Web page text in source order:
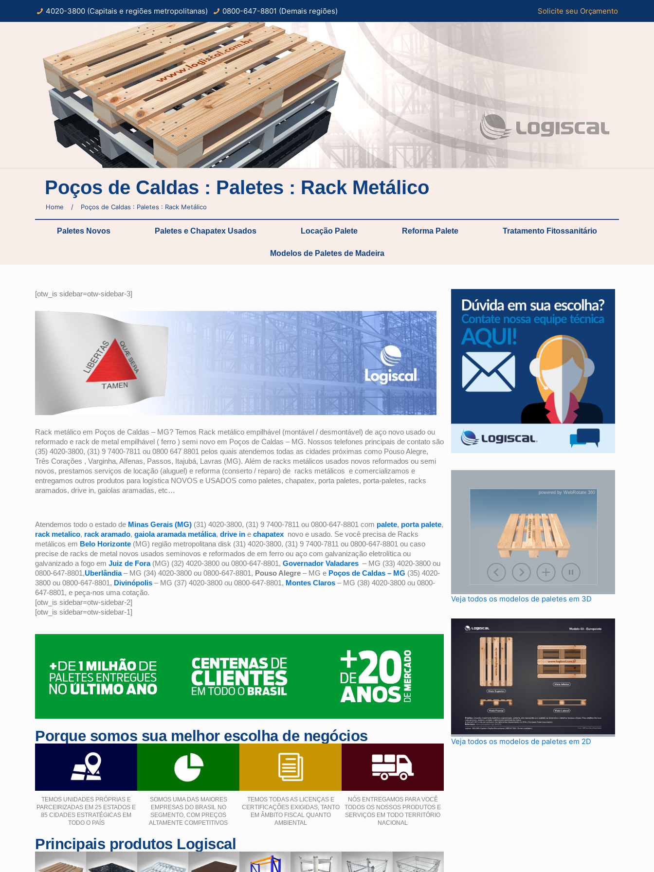
4020-3800 (Capitais e regiões metropolitanas) 0800-647-8801 (Demais regiões) Solicite seu Orçamento
Poços de Caldas : Paletes : Rack Metálico
Home / Poços de Caldas : Paletes : Rack Metálico
Paletes Novos Paletes e Chapatex Usados Locação Palete Reforma Palete Tratamento Fitossanitário
Modelos de Paletes de Madeira
[otw_is sidebar=otw-sidebar-3]
Rack metálico em Poços de Caldas – MG? Temos Rack metálico empilhável (montável / desmontável) de aço novo usado ou
reformado e rack de metal empilhável ( ferro ) semi novo em Poços de Caldas – MG. Nossos telefones principais de contato são
(35) 4020-3800, (31) 9 7400-7811 ou 0800 647 8801 pelos quais atendemos todas as cidades próximas como Pouso Alegre,
Três Corações , Varginha, Alfenas, Passos, Itajubá, Lavras (MG). Além de racks metálicos usados novos reformados ou semi
novos, prestamos serviços de locação (aluguel) e reforma (conserto / reparo) de racks metálicos e comercializamos e
entregamos outros produtos para logística NOVOS e USADOS como paletes, chapatex, porta paletes, porta-paletes, racks
aramados, drive in, gaiolas aramadas, etc…
Atendemos todo o estado de Minas Gerais (MG) (31) 4020-3800, (31) 9 7400-7811 ou 0800-647-8801 com palete, porta palete,
rack metalico, rack aramado, gaiola aramada metálica, drive in e chapatex novo e usado. Se você precisa de Racks
metálicos em Belo Horizonte (MG) região metropolitana disk (31) 4020-3800, (31) 9 7400-7811 ou 0800-647-8801 ou caso
precise de racks de metal novos usados seminovos e reformados de em ferro ou aço com galvanização eletrolítica ou
galvanizado a fogo em Juiz de Fora (MG) (32) 4020-3800 ou 0800-647-8801, Governador Valadares – MG (33) 4020-3800 ou
0800-647-8801,Uberlândia– MG (34) 4020-3800 ou 0800-647-8801, Pouso Alegre – MG e Poços de Caldas – MG (35) 4020-
3800 ou 0800-647-8801, Divinópolis – MG (37) 4020-3800 ou 0800-647-8801, Montes Claros – MG (38) 4020-3800 ou 0800-
647-8801, e peça-nos uma cotação.
[otw_is sidebar=otw-sidebar-2]
[otw_is sidebar=otw-sidebar-1]
Porque somos sua melhor escolha de negócios
TEMOS UNIDADES PRÓPRIAS E
PARCEIRIZADAS EM 25 ESTADOS E
85 CIDADES ESTRATÉGICAS EM
TODO O PAÍS
SOMOS UMA DAS MAIORES
EMPRESAS DO BRASIL NO
SEGMENTO, COM PREÇOS
ALTAMENTE COMPETITIVOS
TEMOS TODAS AS LICENÇAS E
CERTIFICAÇÕES EXIGIDAS, TANTO
EM ÂMBITO FISCAL QUANTO
AMBIENTAL
NÓS ENTREGAMOS PARA VOCÊ
TODOS OS NOSSOS PRODUTOS E
SERVIÇOS EM TODO TERRITÓRIO
NACIONAL
Principais produtos Logiscal
Veja todos os modelos de paletes em 3D
Veja todos os modelos de paletes em 2D